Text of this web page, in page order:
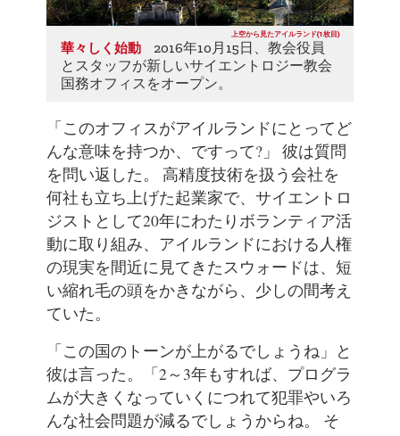
上空から見たアイルランド(1枚目)
華々しく始動
2016年10月15日、教会役員
とスタッフが新しいサイエントロジー教会
国務オフィスをオープン。
「このオフィスがアイルランドにとってど
んな意味を持つか、ですって?」 彼は質問
を問い返した。 高精度技術を扱う会社を
何社も立ち上げた起業家で、サイエントロ
ジストとして20年にわたりボランティア活
動に取り組み、アイルランドにおける人権
の現実を間近に見てきたスウォードは、短
い縮れ毛の頭をかきながら、少しの間考え
ていた。
「この国のトーンが上がるでしょうね」と
彼は言った。「2～3年もすれば、プログラ
ムが大きくなっていくにつれて犯罪やいろ
んな社会問題が減るでしょうからね。 そ